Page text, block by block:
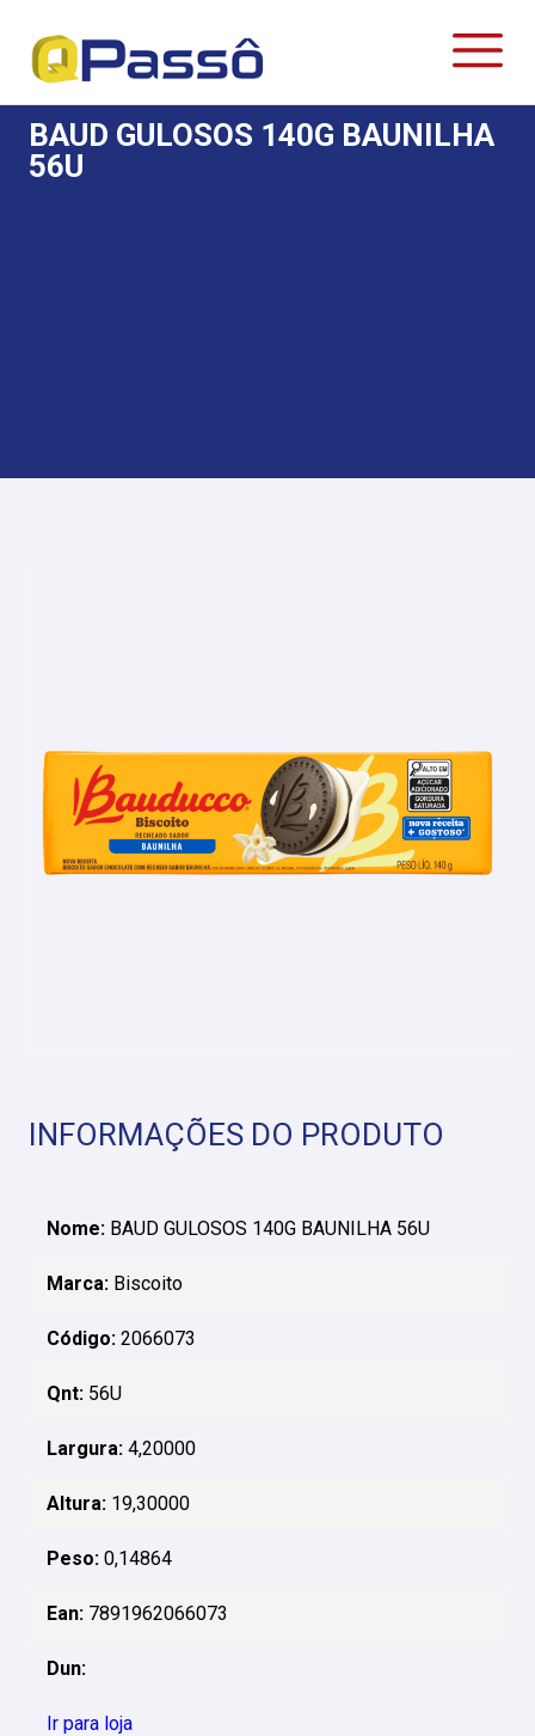
BAUD GULOSOS 140G BAUNILHA
56U
INFORMAÇÕES DO PRODUTO
Nome: BAUD GULOSOS 140G BAUNILHA 56U
Marca: Biscoito
Código: 2066073
Qnt: 56U
Largura: 4,20000
Altura: 19,30000
Peso: 0,14864
Ean: 7891962066073
Dun:
Ir para loja